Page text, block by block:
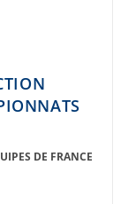
DE FRANCE